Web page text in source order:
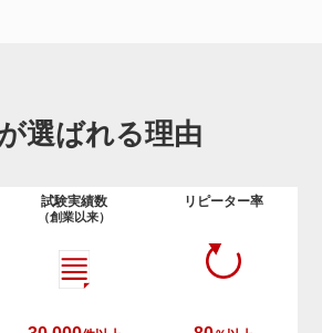
選ばれる理由
試験実績数
（創業以来）
リピーター率